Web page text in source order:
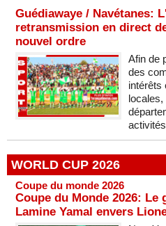
Guédiawaye / Navétanes:
retransmission en direct
nouvel ordre
Afin de
des
intérêts
locales,
WORLD CUP 2026
Coupe du monde 2026
Coupe du Monde 2026: Le
Lamine Yamal envers